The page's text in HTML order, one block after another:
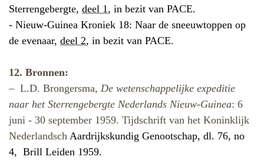
Sterrengebergte, deel 1, in bezit van PACE.
- Nieuw-Guinea Kroniek 18: Naar de sneeuwtoppen op
de evenaar, deel 2, in bezit van PACE.
12. Bronnen:
– L.D. Brongersma, De wetenschappelijke expeditie
naar het Sterrengebergte Nederlands Nieuw-Guinea: 6
juni - 30 september 1959. Tijdschrift van het Koninklijk
Nederlandsch Aardrijkskundig Genootschap, dl. 76, no
4, Brill Leiden 1959.